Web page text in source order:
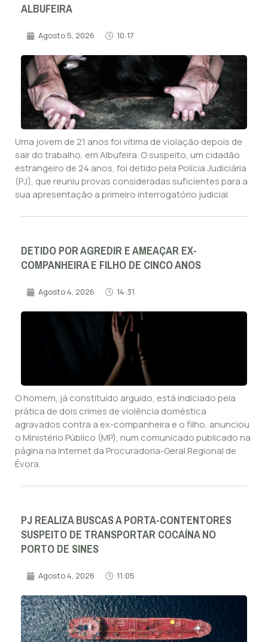
ALBUFEIRA
Agosto 5, 2026 10:17
Uma jovem de 21 anos foi vítima de violação depois de
sair do trabalho, em Albufeira. O suspeito, um cidadão
estrangeiro de 24 anos, foi detido pela Polícia Judiciária
(PJ), que reuniu provas consideradas suficientes para a
sua apresentação a primeiro interrogatório judicial.
DETIDO POR AGREDIR E AMEAÇAR EX-
COMPANHEIRA E FILHO DE CINCO ANOS
Agosto 4, 2026 14:31
O homem, já constituído arguido, está indiciado pela
prática de dois crimes de violência doméstica
agravados contra a ex-companheira e o filho, anunciou
o Ministério Público (MP), num comunicado publicado na
página na Internet da Procuradoria-Geral Regional de
Évora.
PJ REALIZA BUSCAS A PORTA-CONTENTORES
SUSPEITO DE TRANSPORTAR COCAÍNA NO
PORTO DE SINES
Agosto 4, 2026 11:05